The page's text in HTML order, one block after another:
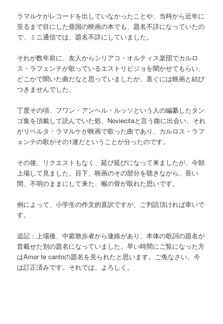
ラマルケがレコードを出していなかったことや、当時から近年に
至るまで目にした亜国の映画の本でも、題名不詳になっていたの
で、ミニ通信では、題名不詳にしていました。
それが数年前に、友人からシリアコ・オルティス楽団でカルロ
ス・ラフェンテが歌っているエストリビジョを聞かせてもらい、
どこかで聞いた曲だなと思っていましたが、直ぐには映画と結び
つきませんでした。
丁度その頃、フワン・アンヘル・ルッソという人の編纂したタン
ゴ集を頂戴して読んでいた処、Noviecitaと言う曲に出会い、それ
がリベルタ・ラマルケが映画で歌った曲であり、カルロス・ラフ
ェンテの歌がその1連だということが分ったのです。
その後、リクエストもなく、延び延びになって来ましたが、今朝
上場して見ました。目下、映画のその部分を聴きながら、長い
間、不明のままにして来た、喉の骨が取れた思いです。
例によって、小学生の作文的直訳ですが、ご判読頂ければ幸いで
す。
追記：上場後、中庭散歩者から連絡があり、本体の歌詞の題名が
昔載せた別の題名になっていました。早い時間にご覧になった方
はAmor te cantoの題名を見られたと思います。ご免なさい。今
は訂正済みです。それでは、よろしく。